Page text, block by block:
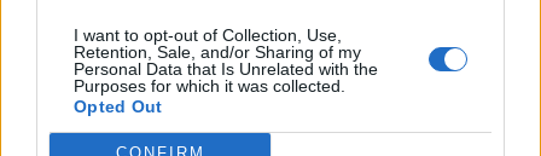
I want to opt-out of Collection, Use,
Retention, Sale, and/or Sharing of my
Personal Data that Is Unrelated with the
Purposes for which it was collected.
Opted Out
MÁR ELŐFIZETŐNK VAGY?BEJELENTKEZÉS